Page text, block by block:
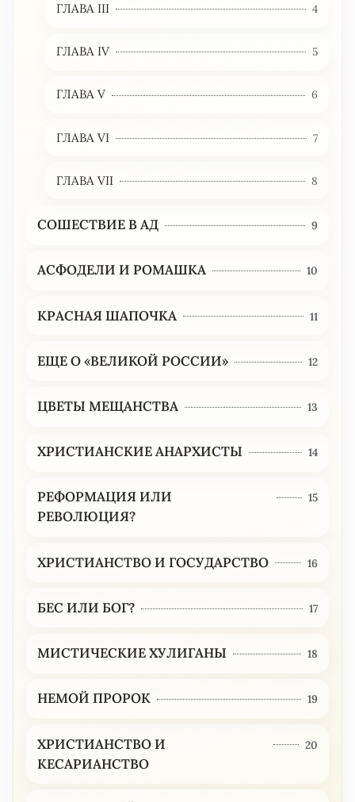
ГЛАВА III 4
ГЛАВА IV 5
ГЛАВА V 6
ГЛАВА VI 7
ГЛАВА VII 8
СОШЕСТВИЕ В АД 9
АСФОДЕЛИ И РОМАШКА 10
КРАСНАЯ ШАПОЧКА 11
ЕЩЕ О «ВЕЛИКОЙ РОССИИ» 12
ЦВЕТЫ МЕЩАНСТВА 13
ХРИСТИАНСКИЕ АНАРХИСТЫ 14
РЕФОРМАЦИЯ ИЛИ
РЕВОЛЮЦИЯ?
15
ХРИСТИАНСТВО И ГОСУДАРСТВО 16
БЕС ИЛИ БОГ? 17
МИСТИЧЕСКИЕ ХУЛИГАНЫ 18
НЕМОЙ ПРОРОК 19
ХРИСТИАНСТВО И
КЕСАРИАНСТВО
20